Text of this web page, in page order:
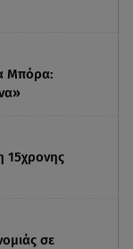
Μπόρα:
15χρονης
σε